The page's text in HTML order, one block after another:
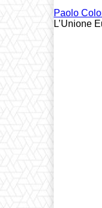
Paolo
L’Unione